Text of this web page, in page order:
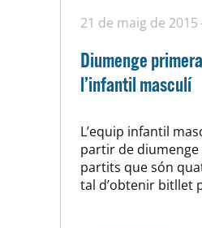
21 de maig de 2015
Diumenge
l’infantil masculí
L’equip infantil
partir de
partits que són
tal d’obtenir bitllet